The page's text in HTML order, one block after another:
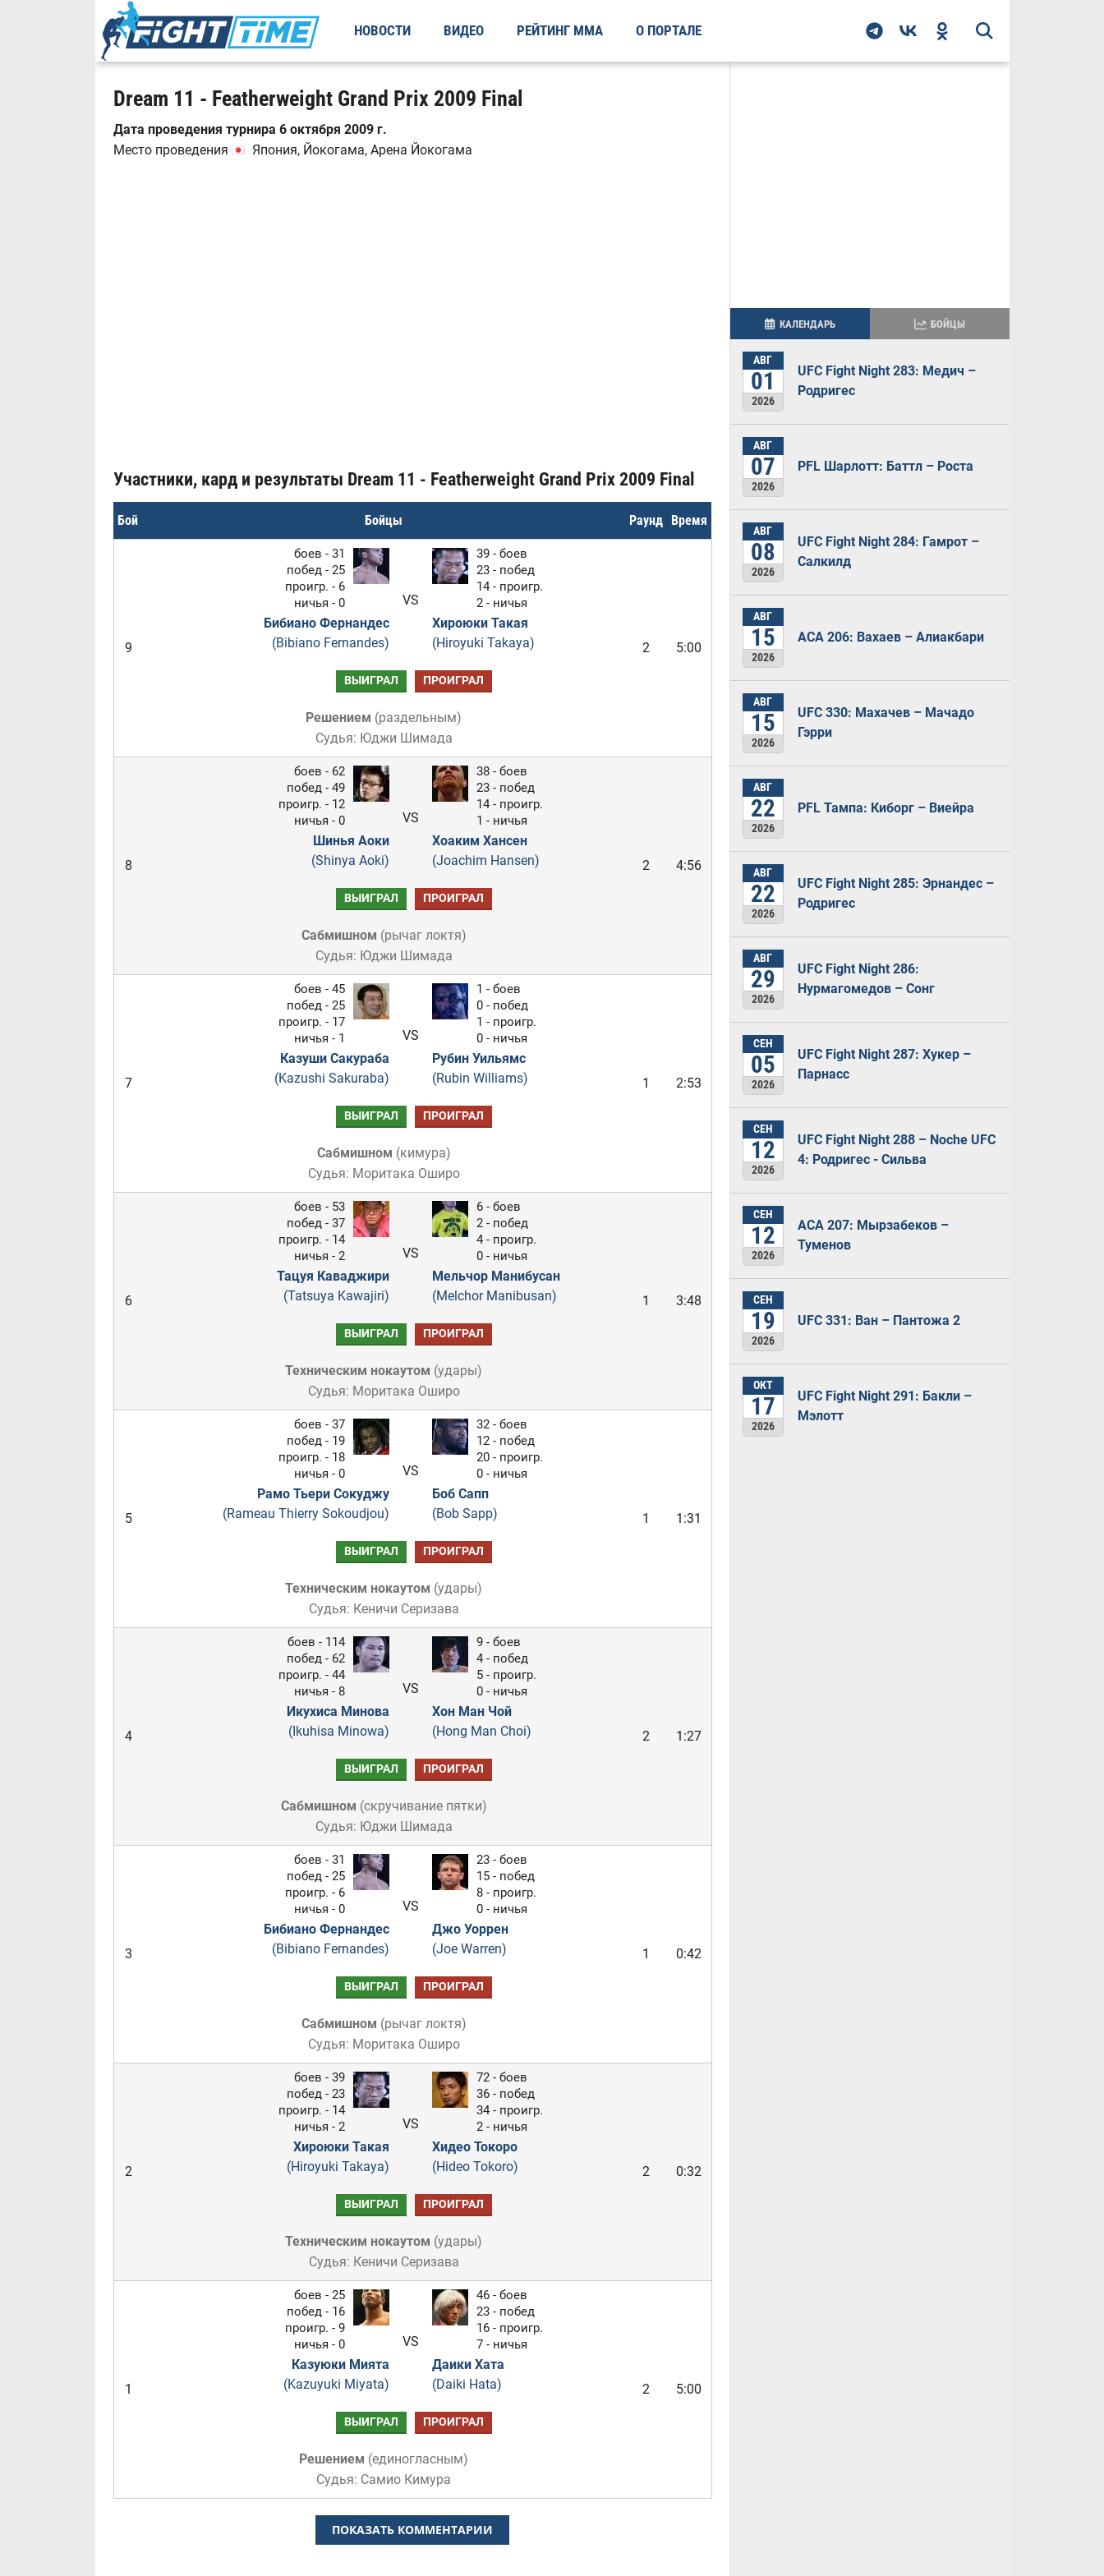
НОВОСТИ ВИДЕО РЕЙТИНГ ММА О ПОРТАЛЕ
Dream 11 - Featherweight Grand Prix 2009 Final
Дата проведения турнира 6 октября 2009 г.
Место проведения
Япония, Йокогама, Арена Йокогама
Участники, кард и результаты Dream 11 - Featherweight Grand Prix 2009 Final
Бой Бойцы Раунд Время
9
боев - 31
побед - 25
проигр. - 6
ничья - 0
Бибиано Фернандес
(Bibiano Fernandes)
VS
39 - боев
23 - побед
14 - проигр.
2 - ничья
Хироюки Такая
(Hiroyuki Takaya)
2 5:00
ВЫИГРАЛ ПРОИГРАЛ
Решением (раздельным)
Судья: Юджи Шимада
8
боев - 62
побед - 49
проигр. - 12
ничья - 0
Шинья Аоки
(Shinya Aoki)
VS
38 - боев
23 - побед
14 - проигр.
1 - ничья
Хоаким Хансен
(Joachim Hansen)
2 4:56
ВЫИГРАЛ ПРОИГРАЛ
Сабмишном (рычаг локтя)
Судья: Юджи Шимада
7
боев - 45
побед - 25
проигр. - 17
ничья - 1
Казуши Сакураба
(Kazushi Sakuraba)
VS
1 - боев
0 - побед
1 - проигр.
0 - ничья
Рубин Уильямс
(Rubin Williams)
1 2:53
ВЫИГРАЛ ПРОИГРАЛ
Сабмишном (кимура)
Судья: Моритака Оширо
6
боев - 53
побед - 37
проигр. - 14
ничья - 2
Тацуя Каваджири
(Tatsuya Kawajiri)
VS
6 - боев
2 - побед
4 - проигр.
0 - ничья
Мельчор Манибусан
(Melchor Manibusan)
1 3:48
ВЫИГРАЛ ПРОИГРАЛ
Техническим нокаутом (удары)
Судья: Моритака Оширо
5
боев - 37
побед - 19
проигр. - 18
ничья - 0
Рамо Тьери Сокуджу
(Rameau Thierry Sokoudjou)
VS
32 - боев
12 - побед
20 - проигр.
0 - ничья
Боб Сапп
(Bob Sapp)
1 1:31
ВЫИГРАЛ ПРОИГРАЛ
Техническим нокаутом (удары)
Судья: Кеничи Серизава
4
боев - 114
побед - 62
проигр. - 44
ничья - 8
Икухиса Минова
(Ikuhisa Minowa)
VS
9 - боев
4 - побед
5 - проигр.
0 - ничья
Хон Ман Чой
(Hong Man Choi)
2 1:27
ВЫИГРАЛ ПРОИГРАЛ
Сабмишном (скручивание пятки)
Судья: Юджи Шимада
3
боев - 31
побед - 25
проигр. - 6
ничья - 0
Бибиано Фернандес
(Bibiano Fernandes)
VS
23 - боев
15 - побед
8 - проигр.
0 - ничья
Джо Уоррен
(Joe Warren)
1 0:42
ВЫИГРАЛ ПРОИГРАЛ
Сабмишном (рычаг локтя)
Судья: Моритака Оширо
2
боев - 39
побед - 23
проигр. - 14
ничья - 2
Хироюки Такая
(Hiroyuki Takaya)
VS
72 - боев
36 - побед
34 - проигр.
2 - ничья
Хидео Токоро
(Hideo Tokoro)
2 0:32
ВЫИГРАЛ ПРОИГРАЛ
Техническим нокаутом (удары)
Судья: Кеничи Серизава
1
боев - 25
побед - 16
проигр. - 9
ничья - 0
Казуюки Мията
(Kazuyuki Miyata)
VS
46 - боев
23 - побед
16 - проигр.
7 - ничья
Даики Хата
(Daiki Hata)
2 5:00
ВЫИГРАЛ ПРОИГРАЛ
Решением (единогласным)
Судья: Самио Кимура
ПОКАЗАТЬ КОММЕНТАРИИ
КАЛЕНДАРЬ БОЙЦЫ
АВГ
01
2026
UFC Fight Night 283: Медич –
Родригес
АВГ
07
2026
PFL Шарлотт: Баттл – Роста
АВГ
08
2026
UFC Fight Night 284: Гамрот –
Салкилд
АВГ
15
2026
ACA 206: Вахаев – Алиакбари
АВГ
15
2026
UFC 330: Махачев – Мачадо
Гэрри
АВГ
22
2026
PFL Тампа: Киборг – Виейра
АВГ
22
2026
UFC Fight Night 285: Эрнандес –
Родригес
АВГ
29
2026
UFC Fight Night 286:
Нурмагомедов – Сонг
СЕН
05
2026
UFC Fight Night 287: Хукер –
Парнасс
СЕН
12
2026
UFC Fight Night 288 – Noche UFC
4: Родригес - Сильва
СЕН
12
2026
ACA 207: Мырзабеков –
Туменов
СЕН
19
2026
UFC 331: Ван – Пантожа 2
ОКТ
17
2026
UFC Fight Night 291: Бакли –
Мэлотт